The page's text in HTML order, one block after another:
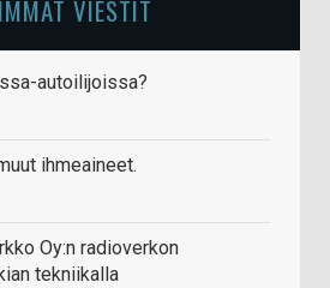
VIESTIT
autoilijoissa?
ihmeaineet.
Oy:n radioverkon
tekniikalla